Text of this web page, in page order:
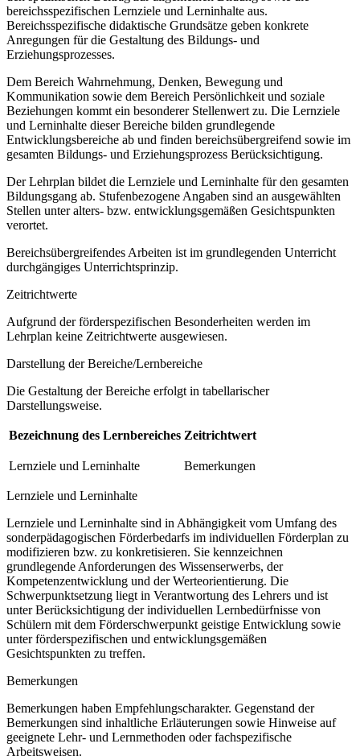
bereichsspezifischen Lernziele und Lerninhalte aus.
Bereichsspezifische didaktische Grundsätze geben konkrete
Anregungen für die Gestaltung des Bildungs- und
Erziehungsprozesses.
Dem Bereich Wahrnehmung, Denken, Bewegung und
Kommunikation sowie dem Bereich Persönlichkeit und soziale
Beziehungen kommt ein besonderer Stellenwert zu. Die Lernziele
und Lerninhalte dieser Bereiche bilden grundlegende
Entwicklungsbereiche ab und finden bereichsübergreifend sowie im
gesamten Bildungs- und Erziehungsprozess Berücksichtigung.
Der Lehrplan bildet die Lernziele und Lerninhalte für den gesamten
Bildungsgang ab. Stufenbezogene Angaben sind an ausgewählten
Stellen unter alters- bzw. entwicklungsgemäßen Gesichtspunkten
verortet.
Bereichsübergreifendes Arbeiten ist im grundlegenden Unterricht
durchgängiges Unterrichtsprinzip.
Zeitrichtwerte
Aufgrund der förderspezifischen Besonderheiten werden im
Lehrplan keine Zeitrichtwerte ausgewiesen.
Darstellung der Bereiche/Lernbereiche
Die Gestaltung der Bereiche erfolgt in tabellarischer
Darstellungsweise.
Bezeichnung des Lernbereiches Zeitrichtwert
Lernziele und Lerninhalte Bemerkungen
Lernziele und Lerninhalte
Lernziele und Lerninhalte sind in Abhängigkeit vom Umfang des
sonderpädagogischen Förderbedarfs im individuellen Förderplan zu
modifizieren bzw. zu konkretisieren. Sie kennzeichnen
grundlegende Anforderungen des Wissenserwerbs, der
Kompetenzentwicklung und der Werteorientierung. Die
Schwerpunktsetzung liegt in Verantwortung des Lehrers und ist
unter Berücksichtigung der individuellen Lernbedürfnisse von
Schülern mit dem Förderschwerpunkt geistige Entwicklung sowie
unter förderspezifischen und entwicklungsgemäßen
Gesichtspunkten zu treffen.
Bemerkungen
Bemerkungen haben Empfehlungscharakter. Gegenstand der
Bemerkungen sind inhaltliche Erläuterungen sowie Hinweise auf
geeignete Lehr- und Lernmethoden oder fachspezifische
Arbeitsweisen.